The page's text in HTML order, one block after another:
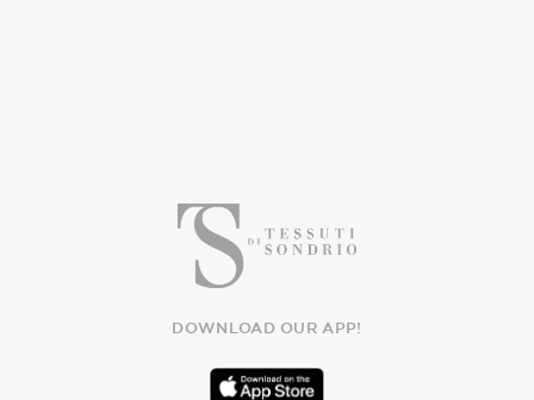
DOWNLOAD OUR APP!